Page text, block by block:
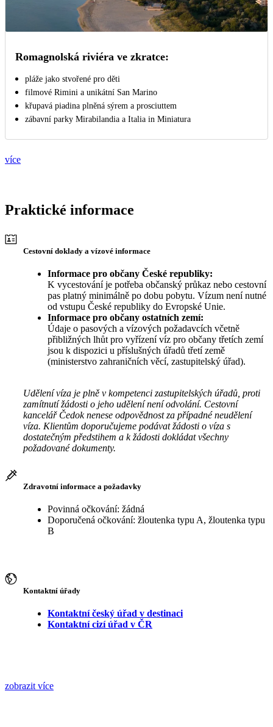
Romagnolská riviéra ve zkratce:
pláže jako stvořené pro děti
filmové Rimini a unikátní San Marino
křupavá piadina plněná sýrem a prosciuttem
zábavní parky Mirabilandia a Italia in Miniatura
více
Praktické informace
Cestovní doklady a vízové informace
Informace pro občany České republiky:
K vycestování je potřeba občanský průkaz nebo cestovní
pas platný minimálně po dobu pobytu. Vízum není nutné
od vstupu České republiky do Evropské Unie.
Informace pro občany ostatních zemí:
Údaje o pasových a vízových požadavcích včetně
přibližných lhůt pro vyřízení víz pro občany třetích zemí
jsou k dispozici u příslušných úřadů třetí země
(ministerstvo zahraničních věcí, zastupitelský úřad).
Udělení víza je plně v kompetenci zastupitelských úřadů, proti
zamítnutí žádosti o jeho udělení není odvolání. Cestovní
kancelář Čedok nenese odpovědnost za případné neudělení
víza. Klientům doporučujeme podávat žádosti o víza s
dostatečným předstihem a k žádosti dokládat všechny
požadované dokumenty.
Zdravotní informace a požadavky
Povinná očkování: žádná
Doporučená očkování: žloutenka typu A, žloutenka typu
B
Kontaktní úřady
Kontaktní český úřad v destinaci
Kontaktní cizí úřad v ČR
zobrazit více